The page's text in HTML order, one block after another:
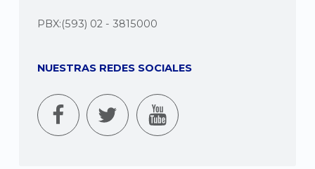
PBX:(593) 02 - 3815000
NUESTRAS REDES SOCIALES